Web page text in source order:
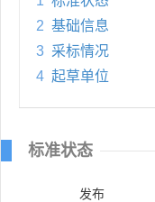
2 基础信息
3 采标情况
4 起草单位
标准状态
发布